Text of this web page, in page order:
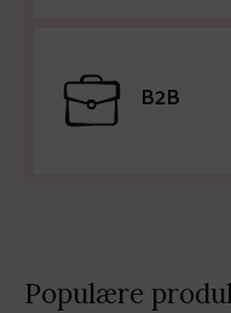
B2B
Populære